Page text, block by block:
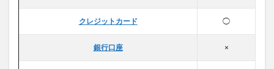
クレジットカード ◯
銀行口座 ×